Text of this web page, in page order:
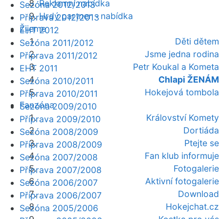
Reklamní nabídka
Hrdý partner - nabídka
Žijeme
Děti dětem
Jsme jedna rodina
Petr Koukal a Kometa
Chlapi ŽENÁM
Hokejová tombola
Fanzóna
Království Komety
Dortiáda
Ptejte se
Fan klub informuje
Fotogalerie
Aktivní fotogalerie
Download
Hokejchat.cz
Sezóna 2012/2013
Příprava 2012/2013
EHT 2012
Sezóna 2011/2012
Příprava 2011/2012
EHT 2011
Sezóna 2010/2011
Příprava 2010/2011
Sezóna 2009/2010
Příprava 2009/2010
Sezóna 2008/2009
Příprava 2008/2009
Sezóna 2007/2008
Příprava 2007/2008
Sezóna 2006/2007
Příprava 2006/2007
Sezóna 2005/2006